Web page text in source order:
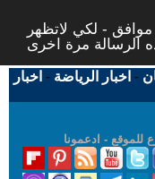
- لكي لاتظهر
- اخبار الرياضة - اخبار
للموقع - ادعمونا